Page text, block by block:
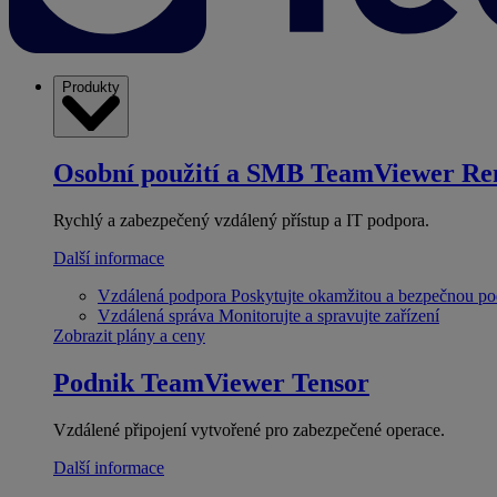
Produkty
Osobní použití a SMB TeamViewer
Rychlý a zabezpečený vzdálený přístup a IT podpora.
Další informace
Vzdálená podpora Poskytujte okamžitou a bezpečnou
Vzdálená správa Monitorujte a spravujte zařízení
Zobrazit plány a ceny
Podnik TeamViewer Tensor
Vzdálené připojení vytvořené pro zabezpečené operace.
Další informace